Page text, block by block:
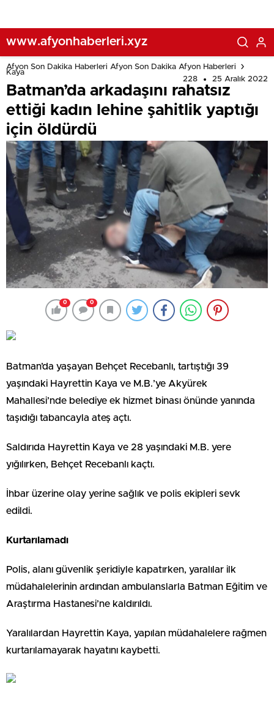
www.afyonhaberleri.xyz
Afyon Son Dakika Haberleri Afyon Son Dakika Afyon Haberleri
Kaya
228
25 Aralık 2022
Batman’da arkadaşını rahatsız
ettiği kadın lehine şahitlik yaptığı
için öldürdü
0 0
Batman’da yaşayan Behçet Recebanlı, tartıştığı 39
yaşındaki Hayrettin Kaya ve M.B.’ye Akyürek
Mahallesi’nde belediye ek hizmet binası önünde yanında
taşıdığı tabancayla ateş açtı.
Saldırıda Hayrettin Kaya ve 28 yaşındaki M.B. yere
yığılırken, Behçet Recebanlı kaçtı.
İhbar üzerine olay yerine sağlık ve polis ekipleri sevk
edildi.
Kurtarılamadı
Polis, alanı güvenlik şeridiyle kapatırken, yaralılar ilk
müdahalelerinin ardından ambulanslarla Batman Eğitim ve
Araştırma Hastanesi’ne kaldırıldı.
Yaralılardan Hayrettin Kaya, yapılan müdahalelere rağmen
kurtarılamayarak hayatını kaybetti.